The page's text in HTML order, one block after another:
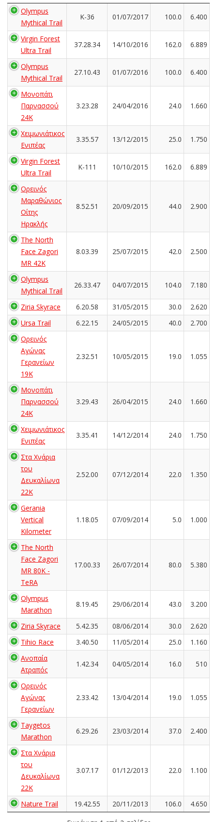
Olympus
Mythical Trail
K-36 01/07/2017 100.0 6.400
Virgin Forest
Ultra Trail
37.28.34 14/10/2016 162.0 6.889
Olympus
Mythical Trail
27.10.43 01/07/2016 100.0 6.400
Μονοπάτι
Παρνασσού
24K
3.23.28 24/04/2016 24.0 1.660
Χειμωνιάτικος
Ενιπέας
3.35.57 13/12/2015 25.0 1.750
Virgin Forest
Ultra Trail
K-111 10/10/2015 162.0 6.889
Ορεινός
Μαραθώνιος
Οίτης
Ηρακλής
8.52.51 20/09/2015 44.0 2.900
The North
Face Zagori
MR 42K
8.03.39 25/07/2015 42.0 2.500
Olympus
Mythical Trail
26.33.47 04/07/2015 104.0 7.180
Ziria Skyrace 6.20.58 31/05/2015 30.0
2.620
Ursa Trail
6.22.15 24/05/2015 40.0
2.700
Ορεινός
Αγώνας
Γερανείων
19Κ
2.32.51 10/05/2015 19.0 1.055
Μονοπάτι
Παρνασσού
24K
3.29.43 26/04/2015 24.0 1.660
Χειμωνιάτικος
Ενιπέας
3.35.41 14/12/2014 24.0 1.750
Στα Χνάρια
του
Δευκαλίωνα
22K
2.52.00 07/12/2014 22.0 1.350
Gerania
Vertical
Kilometer
1.18.05 07/09/2014 5.0 1.000
The North
Face Zagori
MR 80K -
TeRA
17.00.33 26/07/2014 80.0 5.380
Olympus
Marathon
8.19.45 29/06/2014 43.0 3.200
Ziria Skyrace 5.42.35 08/06/2014 30.0
2.620
Tihio Race
3.40.50 11/05/2014 25.0
1.160
Ανοπαία
Ατραπός
1.42.34 04/05/2014 16.0 510
Ορεινός
Αγώνας
Γερανείων
2.33.42 13/04/2014 19.0 1.055
Taygetos
Marathon
6.29.26 23/03/2014 37.0 2.400
Στα Χνάρια
του
Δευκαλίωνα
22K
3.07.17 01/12/2013 22.0 1.100
Nature Trail 19.42.55 20/11/2013 106.0 4.650